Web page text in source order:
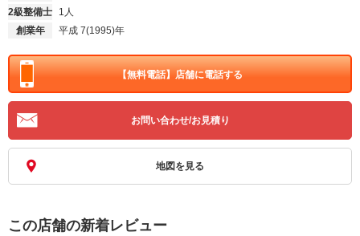
2級整備士
1人
創業年
平成 7(1995)年
【無料電話】店舗に電話する
お問い合わせ/お見積り
地図を見る
この店舗の新着レビュー